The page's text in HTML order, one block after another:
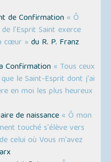
de Confirmation « Ô
l'Esprit Saint exerce
cœur » du R. P. Franz
Confirmation « Tous ceux
le Saint-Esprit dont j'ai
en moi les plus heureux
de naissance « Ô mon
touché s'élève vers
celui où Vous m'avez